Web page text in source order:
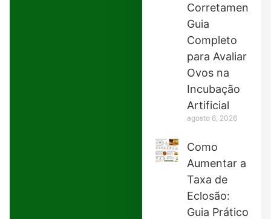
Corretamente:
Guia
Completo
para Avaliar
Ovos na
Incubação
Artificial
agosto 6, 2026
Como
Aumentar a
Taxa de
Eclosão:
Guia Prático